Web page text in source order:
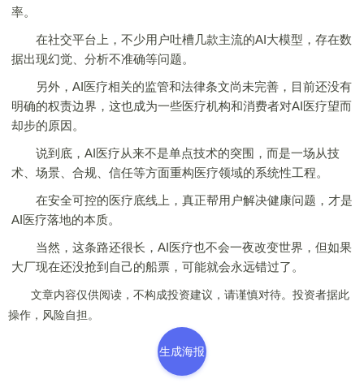
率。
在社交平台上，不少用户吐槽几款主流的AI大模型，存在数
据出现幻觉、分析不准确等问题。
另外，AI医疗相关的监管和法律条文尚未完善，目前还没有
明确的权责边界，这也成为一些医疗机构和消费者对AI医疗望而
却步的原因。
说到底，AI医疗从来不是单点技术的突围，而是一场从技
术、场景、合规、信任等方面重构医疗领域的系统性工程。
在安全可控的医疗底线上，真正帮用户解决健康问题，才是
AI医疗落地的本质。
当然，这条路还很长，AI医疗也不会一夜改变世界，但如果
大厂现在还没抢到自己的船票，可能就会永远错过了。
文章内容仅供阅读，不构成投资建议，请谨慎对待。投资者据此
操作，风险自担。
生成海报